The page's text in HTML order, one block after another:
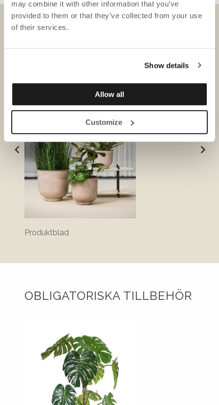
may combine it with other information that you’ve
provided to them or that they’ve collected from your use
of their services.
Show details
Allow all
Customize
Produktblad
OBLIGATORISKA TILLBEHÖR